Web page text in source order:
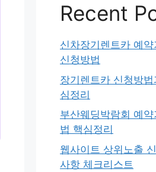
Recent
신차장기렌트카 예약
신청방법
장기렌트카 신청방
심정리
부산웨딩박람회 예
법 핵심정리
웹사이트 상위노출
사항 체크리스트